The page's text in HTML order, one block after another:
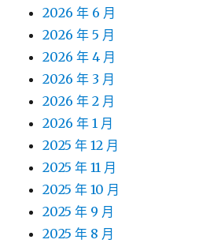
2026 年 6 月
2026 年 5 月
2026 年 4 月
2026 年 3 月
2026 年 2 月
2026 年 1 月
2025 年 12 月
2025 年 11 月
2025 年 10 月
2025 年 9 月
2025 年 8 月